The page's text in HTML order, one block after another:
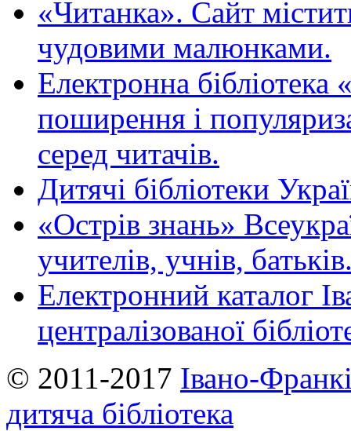
«Читанка». Сайт
чудовими малюнками.
Електронна
поширення і
серед читачів.
Дитячі бібліотеки
«Острів знань»
учителів, учнів,
Електронний каталог
централізованої
© 2011-2017 Івано-
дитяча бібліотека